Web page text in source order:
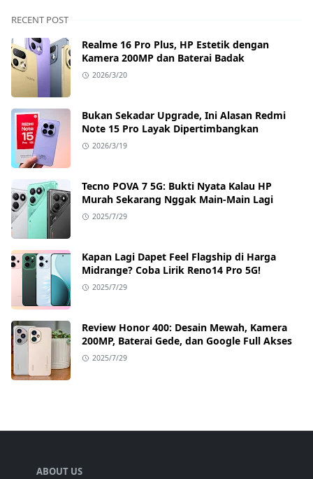
RECENT POST
Realme 16 Pro Plus, HP Estetik dengan
Kamera 200MP dan Baterai Badak
2026/3/20
Bukan Sekadar Upgrade, Ini Alasan Redmi
Note 15 Pro Layak Dipertimbangkan
2026/3/19
Tecno POVA 7 5G: Bukti Nyata Kalau HP
Murah Sekarang Nggak Main-Main Lagi
2025/7/29
Kapan Lagi Dapet Feel Flagship di Harga
Midrange? Coba Lirik Reno14 Pro 5G!
2025/7/29
Review Honor 400: Desain Mewah, Kamera
200MP, Baterai Gede, dan Google Full Akses
2025/7/29
ABOUT US